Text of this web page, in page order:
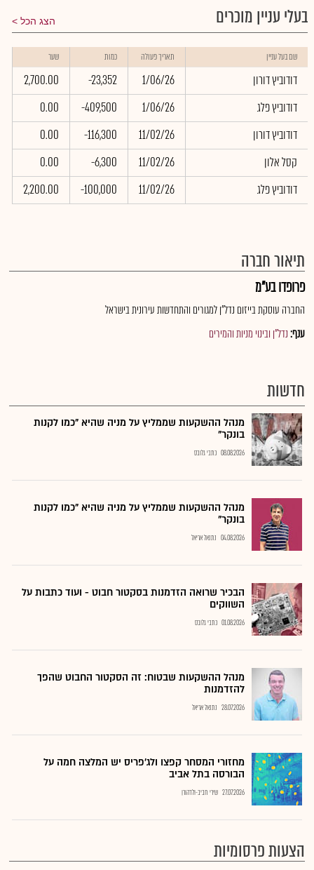
בעלי עניין מוכרים הצג הכל
שם בעל עניין תאריך פעולה כמות שער
דודוביץ דורון 1/06/26
-23,352
2,700.00
דודוביץ פלג
1/06/26
-409,500
0.00
דודוביץ דורון
11/02/26
-116,300
0.00
קסל אלון
11/02/26
-6,300
0.00
דודוביץ פלג
11/02/26
-100,000
2,200.00
תיאור חברה
פרופדו בע"מ
החברה עוסקת בייזום נדל"ן למגורים והתחדשות עירונית בישראל
ענף:נדל"ן ובינוי מניות והמירים
חדשות
מנהל ההשקעות שממליץ על מניה שהיא "כמו לקנות
בונקר"
08.08.2026 כתבי גלובס
מנהל ההשקעות שממליץ על מניה שהיא "כמו לקנות
בונקר"
04.08.2026 נתנאל אריאל
הבכיר שרואה הזדמנות בסקטור חבוט - ועוד כתבות על
השווקים
01.08.2026 כתבי גלובס
מנהל ההשקעות שבטוח: זה הסקטור החבוט שהפך
להזדמנות
28.07.2026 נתנאל אריאל
מחזורי המסחר קפצו ולג'פריס יש המלצה חמה על
הבורסה בתל אביב
27.07.2026 שירי חביב-ולדהורן
הצעות פרסומיות